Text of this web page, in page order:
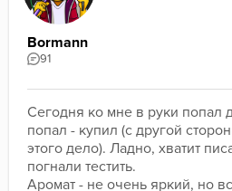
Bormann
91
Сегодня ко мне в руки попал
попал - купил (с другой
этого дело). Ладно, хватит
погнали тестить.
Аромат - не очень яркий, но